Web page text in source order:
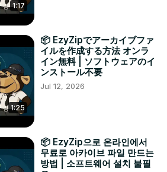
1:17
1:25
📦 EzyZipでアーカイブファ
イルを作成する方法 オンラ
イン無料 | ソフトウェアのイ
ンストール不要
Jul 12, 2026
📦 EzyZip으로 온라인에서
무료로 아카이브 파일 만드는
방법 | 소프트웨어 설치 불필